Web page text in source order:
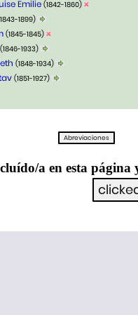
Emilie (1842-1860)
1899)
(1845-1845)
(1846-1933)
(1848-1934)
(1851-1927)
a en esta página